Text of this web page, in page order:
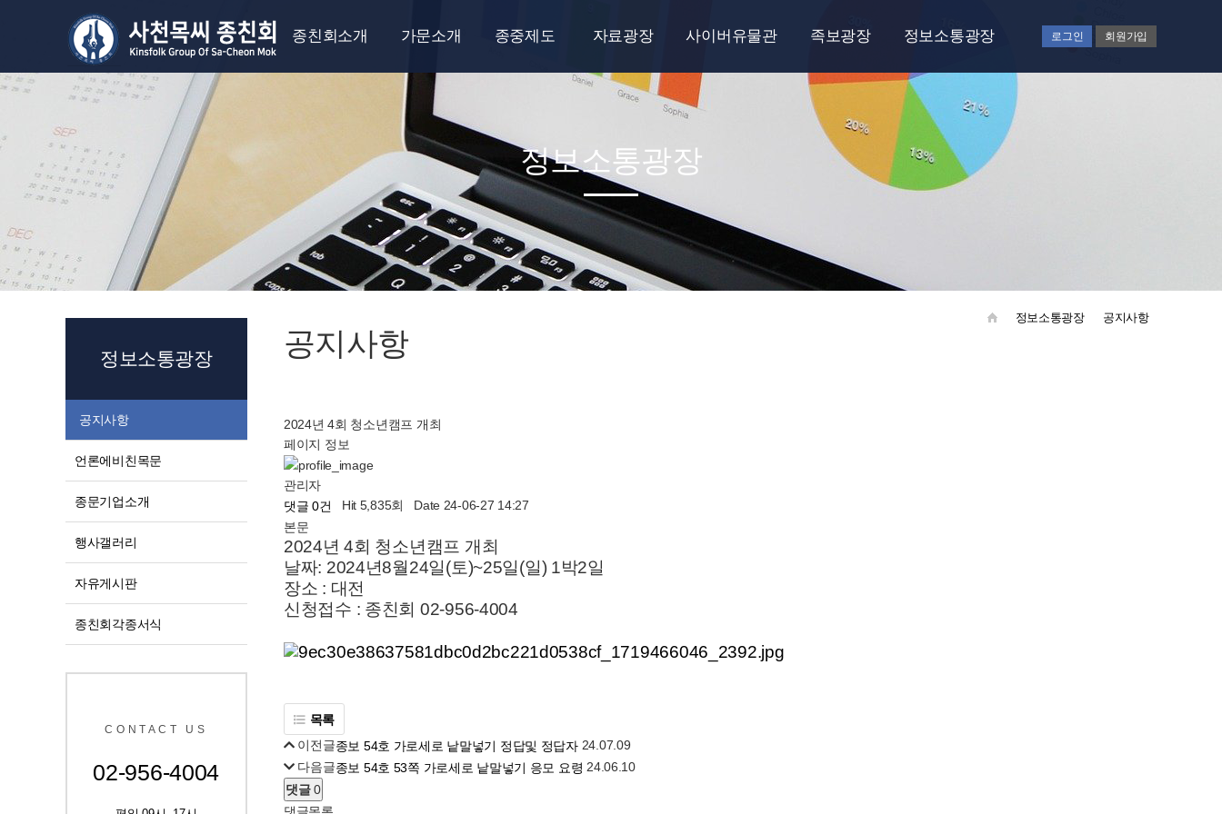
종친회소개
정관
조직도
찾아오시는길
가문소개
득성의 유래
계보도/항렬도
계파소개
선영과 재실
종중제도
출산축하금
중학교입학축하금
청소년캠프
종친회각종서식
자료광장
종보
통계사천목씨
국역자료
사천목씨달력
사이버유물관
사이버유물관
족보광장 정보소통광장
공지사항
언론에비친목문
종문기업소개
행사갤러리
로그인 회원가입
정보소통광장 공지사항
정보소통광장
정보소통광장
공지사항
언론에비친목문
종문기업소개
행사갤러리
자유게시판
종친회각종서식
CONTACT US
02-956-4004
공지사항
2024년 4회 청소년캠프 개최
페이지 정보
관리자
댓글 0건
Hit 5,835회
Date 24-06-27 14:27
본문
2024년 4회 청소년캠프 개최
날짜: 2024년8월24일(토)~25일(일) 1박2일
장소 : 대전
신청접수 : 종친회 02-956-4004
목록
이전글종보 54호 가로세로 낱말넣기 정답및 정답자 24.07.09
다음글종보 54호 53쪽 가로세로 낱말넣기 응모 요령 24.06.10
댓글0
댓글목록